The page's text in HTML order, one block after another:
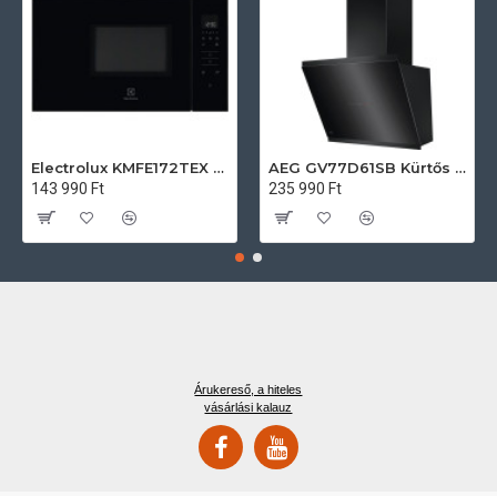
Electrolux KMFE172TEX Felsőszekrénybe építhető mikrohullámú sütő
143 990 Ft
AEG GV77D61SB Kürtős páraelszívó
235 990 Ft
Árukereső, a hiteles
vásárlási kalauz